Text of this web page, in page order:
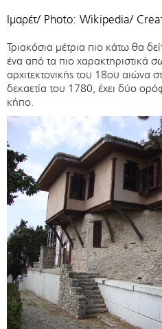
Iμαρέτ/ Photo: Wikipedia/
Τριακόσια μέτρια πιο κάτω θα
ένα από τα πιο χαρακτηριστικά
αρχιτεκτονικής του 18ου αιώνα
δεκαετία του 1780, έχει δύο
κήπο.